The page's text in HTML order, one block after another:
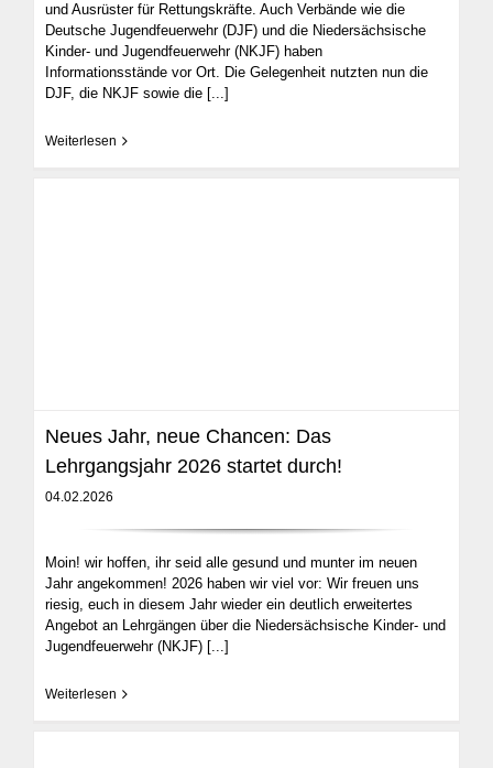
und Ausrüster für Rettungskräfte. Auch Verbände wie die
Deutsche Jugendfeuerwehr (DJF) und die Niedersächsische
Kinder- und Jugendfeuerwehr (NKJF) haben
Informationsstände vor Ort. Die Gelegenheit nutzten nun die
DJF, die NKJF sowie die [...]
Weiterlesen
Neues Jahr, neue Chancen: Das
Lehrgangsjahr 2026 startet durch!
04.02.2026
Moin! wir hoffen, ihr seid alle gesund und munter im neuen
Jahr angekommen! 2026 haben wir viel vor: Wir freuen uns
riesig, euch in diesem Jahr wieder ein deutlich erweitertes
Angebot an Lehrgängen über die Niedersächsische Kinder- und
Jugendfeuerwehr (NKJF) [...]
Weiterlesen